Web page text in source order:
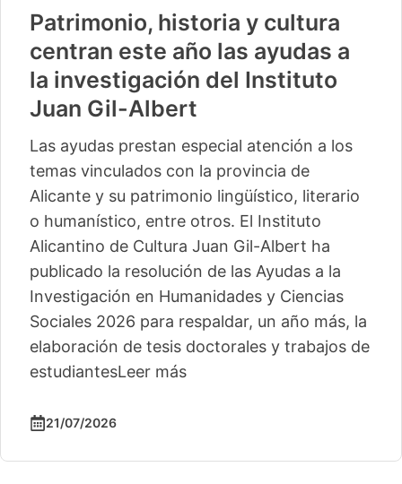
Patrimonio, historia y cultura
centran este año las ayudas a
la investigación del Instituto
Juan Gil-Albert
Las ayudas prestan especial atención a los
temas vinculados con la provincia de
Alicante y su patrimonio lingüístico, literario
o humanístico, entre otros. El Instituto
Alicantino de Cultura Juan Gil-Albert ha
publicado la resolución de las Ayudas a la
Investigación en Humanidades y Ciencias
Sociales 2026 para respaldar, un año más, la
elaboración de tesis doctorales y trabajos de
estudiantesLeer más
21/07/2026